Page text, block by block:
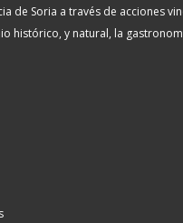
de Soria a través de acciones
histórico, y natural, la